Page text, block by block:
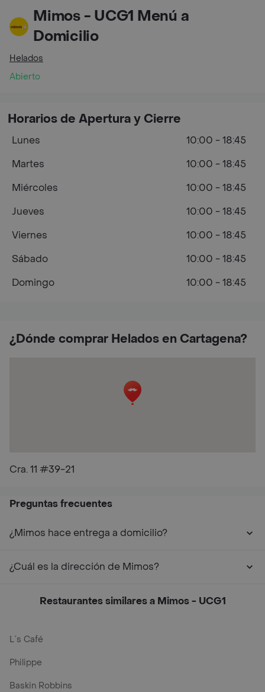
Mimos - UCG1 Menú a
Domicilio
Helados
Abierto
¿Dónde comprar Helados en Cartagena?
Cra. 11 #39-21
Horarios de Apertura y Cierre
Lunes
10:00 - 18:45
Martes
10:00 - 18:45
Miércoles
10:00 - 18:45
Jueves
10:00 - 18:45
Viernes
10:00 - 18:45
Sábado
10:00 - 18:45
Domingo
10:00 - 18:45
Preguntas frecuentes
¿Mimos hace entrega a domicilio?
¿Cuál es la dirección de Mimos?
Restaurantes similares a Mimos - UCG1
L´s Café
Philippe
Baskin Robbins